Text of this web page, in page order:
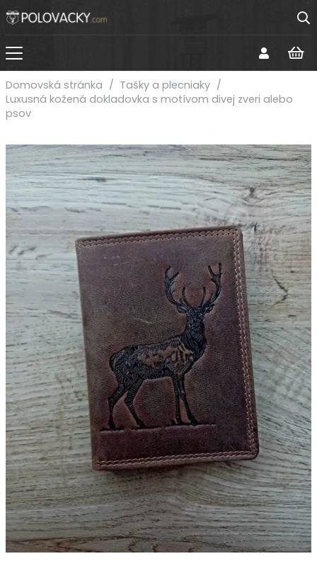
Domovská stránka / Tašky a plecniaky /
Luxusná kožená dokladovka s motívom divej zveri alebo
psov